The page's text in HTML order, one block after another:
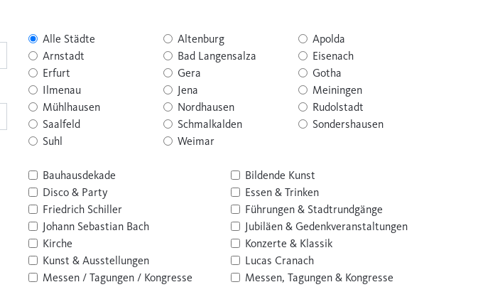
Alle Städte Altenburg
Apolda
Arnstadt
Bad Langensalza
Eisenach
Erfurt
Gera
Gotha
Ilmenau
Jena
Meiningen
Mühlhausen
Nordhausen
Rudolstadt
Saalfeld
Schmalkalden
Sondershausen
Suhl
Weimar
Bauhausdekade
Bildende Kunst
Disco & Party
Essen & Trinken
Friedrich Schiller
Führungen & Stadtrundgänge
Johann Sebastian Bach
Jubiläen & Gedenkveranstaltungen
Kirche
Konzerte & Klassik
Kunst & Ausstellungen
Lucas Cranach
Messen / Tagungen / Kongresse
Messen, Tagungen & Kongresse